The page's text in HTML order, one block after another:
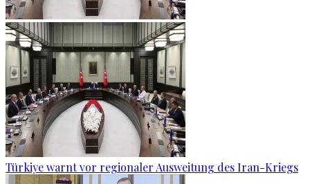
Türkiye warnt vor regionaler Ausweitung des Iran-Kriegs